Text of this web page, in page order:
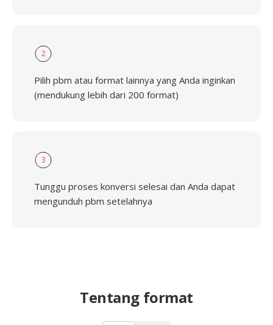
2
Pilih pbm atau format lainnya yang Anda inginkan
(mendukung lebih dari 200 format)
3
Tunggu proses konversi selesai dan Anda dapat
mengunduh pbm setelahnya
Tentang format